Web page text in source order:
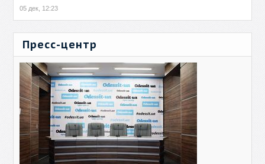
05 дек, 12:23
Пресс-центр